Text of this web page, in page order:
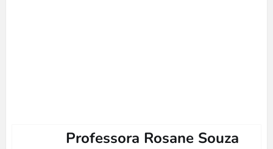
Professora Rosane Souza